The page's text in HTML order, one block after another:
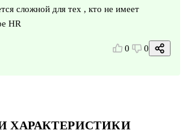
ХАРАКТЕРИСТИКИ
сложной для тех , кто не имеет
HR
0 0